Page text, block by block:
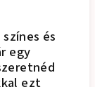
és
egy
ezt